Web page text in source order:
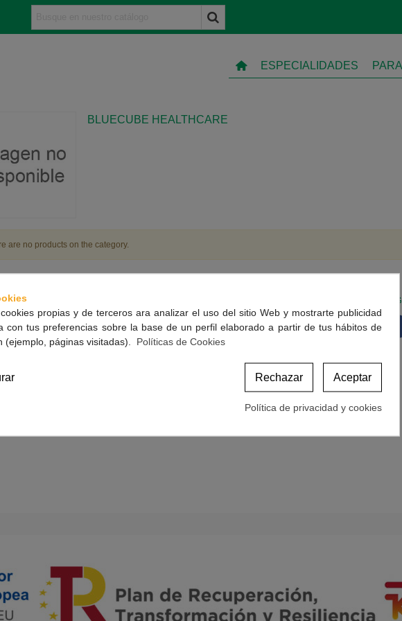
ESPECIALIDADES
BLUECUBE HEALTHCARE
are no products on the category.
Politicas de Cookies
Términos y condiciones de compra
propias y de terceros ara analizar el uso del sitio Web y mostrarte publicidad
con tus preferencias sobre la base de un perfil elaborado a partir de tus hábitos de
(ejemplo, páginas visitadas). Políticas de Cookies
Aceptar
Rechazar
Política de privacidad y cookies